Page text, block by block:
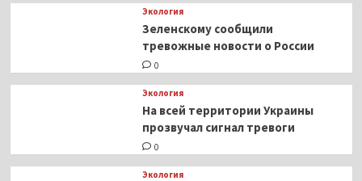
Экология
Зеленскому сообщили
тревожные новости о России
0
Экология
На всей территории Украины
прозвучал сигнал тревоги
0
Экология